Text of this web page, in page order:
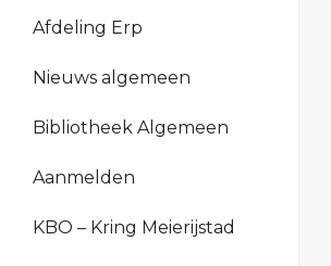
Afdeling Erp
Nieuws algemeen
Bibliotheek Algemeen
Aanmelden
KBO – Kring Meierijstad